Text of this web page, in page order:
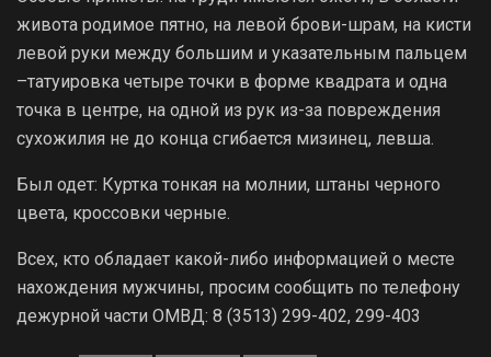
живота родимое пятно, на левой брови-шрам, на кисти
левой руки между большим и указательным пальцем
–татуировка четыре точки в форме квадрата и одна
точка в центре, на одной из рук из-за повреждения
сухожилия не до конца сгибается мизинец, левша.
Был одет: Куртка тонкая на молнии, штаны черного
цвета, кроссовки черные.
Всех, кто обладает какой-либо информацией о месте
нахождения мужчины, просим сообщить по телефону
дежурной части ОМВД: 8 (3513) 299-402, 299-403